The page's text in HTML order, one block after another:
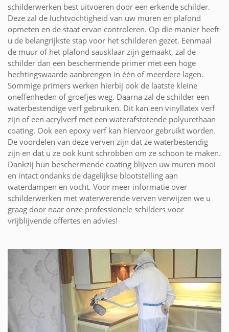
schilderwerken best uitvoeren door een erkende schilder.
Deze zal de luchtvochtigheid van uw muren en plafond
opmeten en de staat ervan controleren. Op die manier heeft
u de belangrijkste stap voor het schilderen gezet. Eenmaal
de muur of het plafond sausklaar zijn gemaakt, zal de
schilder dan een beschermende primer met een hoge
hechtingswaarde aanbrengen in één of meerdere lagen.
Sommige primers werken hierbij ook de laatste kleine
oneffenheden of groefjes weg. Daarna zal de schilder een
waterbestendige verf gebruiken. Dit kan een vinyllatex verf
zijn of een acrylverf met een waterafstotende polyurethaan
coating. Ook een epoxy verf kan hiervoor gebruikt worden.
De voordelen van deze verven zijn dat ze waterbestendig
zijn en dat u ze ook kunt schrobben om ze schoon te maken.
Dankzij hun beschermende coating blijven uw muren mooi
en intact ondanks de dagelijkse blootstelling aan
waterdampen en vocht. Voor meer informatie over
schilderwerken met waterwerende verven verwijzen we u
graag door naar onze professionele schilders voor
vrijblijvende offertes en advies!